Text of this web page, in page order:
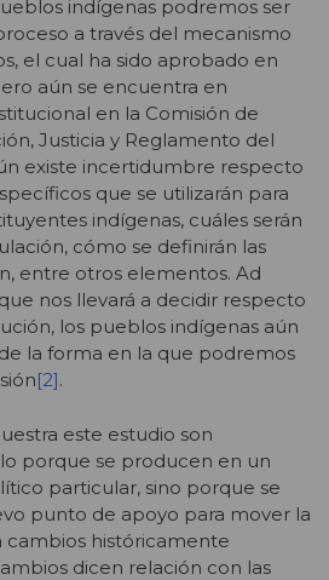
indígenas podremos ser
a través del mecanismo
el cual ha sido aprobado en
aún se encuentra en
en la Comisión de
Justicia y Reglamento del
existe incertidumbre respecto
que se utilizarán para
indígenas, cuáles serán
cómo se definirán las
entre otros elementos. Ad
nos llevará a decidir respecto
los pueblos indígenas aún
la forma en la que podremos
[2].
este estudio son
porque se producen en un
particular, sino porque se
punto de apoyo para mover la
cambios históricamente
dicen relación con las